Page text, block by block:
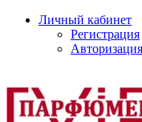
Личный кабинет
Регистрация
Авторизация